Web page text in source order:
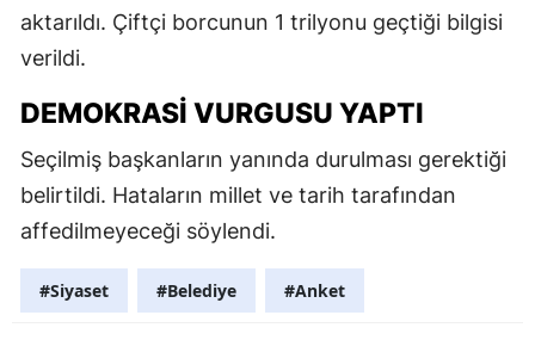
aktarıldı. Çiftçi borcunun 1 trilyonu geçtiği bilgisi
verildi.
DEMOKRASI VURGUSU YAPTI
Seçilmiş başkanların yanında durulması gerektiği
belirtildi. Hataların millet ve tarih tarafından
affedilmeyeceği söylendi.
#Siyaset #Belediye #Anket